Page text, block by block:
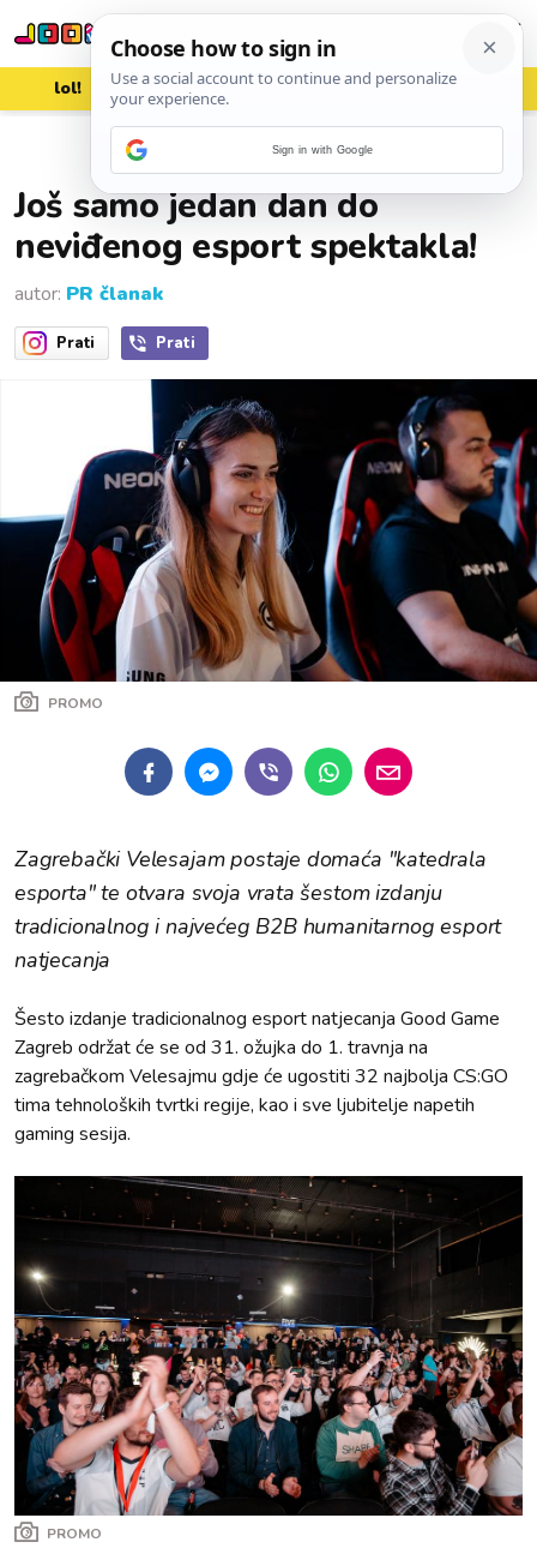
lol! aww vrh! woot?!
Još samo jedan dan do
neviđenog esport spektakla!
autor: PR članak
Prati Prati
PROMO
Zagrebački Velesajam postaje domaća "katedrala
esporta" te otvara svoja vrata šestom izdanju
tradicionalnog i najvećeg B2B humanitarnog esport
natjecanja
Šesto izdanje tradicionalnog esport natjecanja Good Game
Zagreb održat će se od 31. ožujka do 1. travnja na
zagrebačkom Velesajmu gdje će ugostiti 32 najbolja CS:GO
tima tehnoloških tvrtki regije, kao i sve ljubitelje napetih
gaming sesija.
PROMO
Sign in with Google